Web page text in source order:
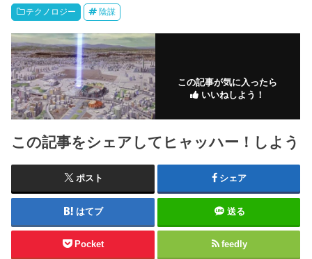
テクノロジー 陰謀
この記事が気に入ったら
いいねしよう！
この記事をシェアしてヒャッハー！しよう
ポスト シェア
はてブ 送る
Pocket feedly